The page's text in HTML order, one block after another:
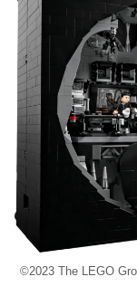
©2023 The LEGO